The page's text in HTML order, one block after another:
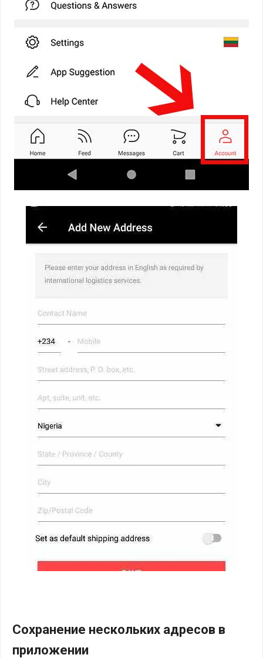
Сохранение нескольких адресов в
приложении